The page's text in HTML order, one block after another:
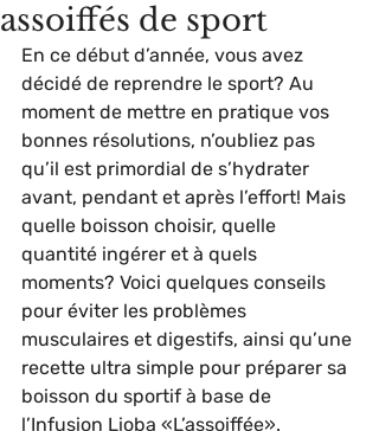
assoiffés de sport
En ce début d’année, vous avez
décidé de reprendre le sport? Au
moment de mettre en pratique vos
bonnes résolutions, n’oubliez pas
qu’il est primordial de s’hydrater
avant, pendant et après l’effort! Mais
quelle boisson choisir, quelle
quantité ingérer et à quels
moments? Voici quelques conseils
pour éviter les problèmes
musculaires et digestifs, ainsi qu’une
recette ultra simple pour préparer sa
boisson du sportif à base de
l’Infusion Lioba «L’assoiffée».